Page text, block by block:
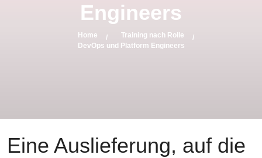
Engineers
Home
Training nach Rolle
DevOps und Platform Engineers
Eine Auslieferung, auf die